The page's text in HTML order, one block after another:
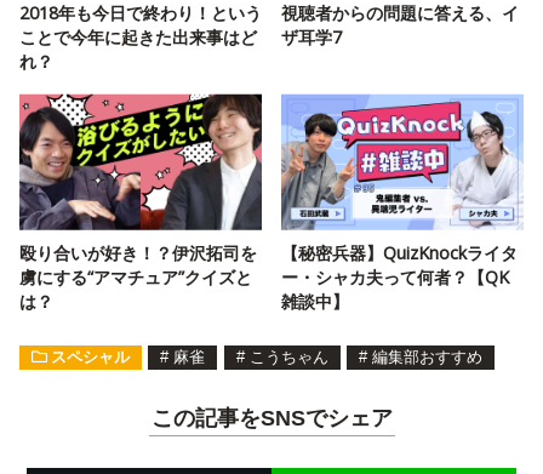
2018年も今日で終わり！という
ことで今年に起きた出来事はど
れ？
視聴者からの問題に答える、イ
ザ耳学7
殴り合いが好き！？伊沢拓司を
虜にする“アマチュア”クイズと
は？
【秘密兵器】QuizKnockライタ
ー・シャカ夫って何者？【QK
雑談中】
スペシャル # 麻雀 # こうちゃん # 編集部おすすめ
この記事をSNSでシェア